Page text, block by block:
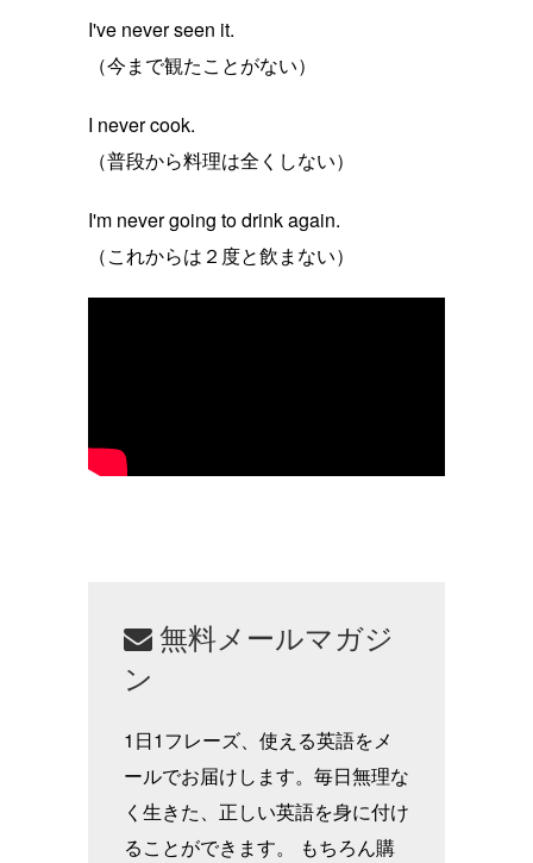
I've never seen it.
（今まで観たことがない）
I never cook.
（普段から料理は全くしない）
I'm never going to drink again.
（これからは２度と飲まない）
無料メールマガジ
ン
1日1フレーズ、使える英語をメ
ールでお届けします。毎日無理な
く生きた、正しい英語を身に付け
ることができます。 もちろん購